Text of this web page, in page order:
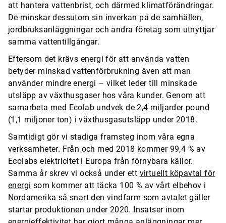
att hantera vattenbrist, och därmed klimatförändringar.
De minskar dessutom sin inverkan på de samhällen,
jordbruksanläggningar och andra företag som utnyttjar
samma vattentillgångar.
Eftersom det krävs energi för att använda vatten
betyder minskad vattenförbrukning även att man
använder mindre energi – vilket leder till minskade
utsläpp av växthusgaser hos våra kunder. Genom att
samarbeta med Ecolab undvek de 2,4 miljarder pound
(1,1 miljoner ton) i växthusgasutsläpp under 2018.
Samtidigt gör vi stadiga framsteg inom våra egna
verksamheter. Från och med 2018 kommer 99,4 % av
Ecolabs elektricitet i Europa från förnybara källor.
Samma år skrev vi också under ett virtuellt köpavtal för
energi som kommer att täcka 100 % av vårt elbehov i
Nordamerika så snart den vindfarm som avtalet gäller
startar produktionen under 2020. Insatser inom